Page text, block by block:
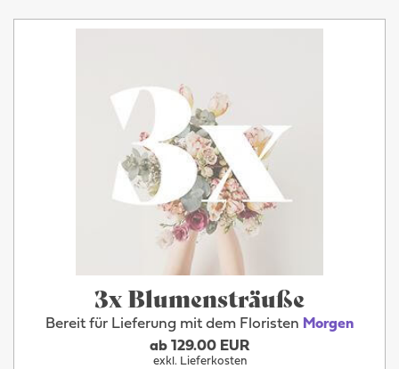
3x Blumensträuße
Bereit für Lieferung mit dem Floristen Morgen
ab 129.00 EUR
exkl. Lieferkosten